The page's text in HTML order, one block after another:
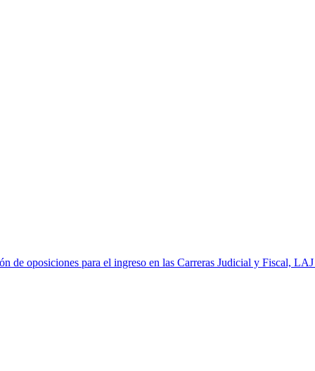
de oposiciones para el ingreso en las Carreras Judicial y Fiscal,